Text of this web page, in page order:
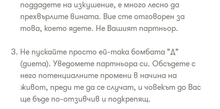
поддадете на изкушение, е много лесно да
прехвърлите вината. Вие сте отговорен за
това, което ядете. Не Вашият партньор.
Не пускайте просто ей-така бомбата "Д"
(диета). Уведомете партньора си. Обсъдете с
него потенциалните промени в начина на
живот, преди те да се случат, и човекът до Вас
ще бъде по-отзивчив и подкрепящ.